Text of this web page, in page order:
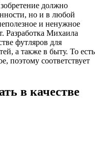
должно
но и в любой
и ненужное
Разработка Михаила
футляров для
а также в быту. То есть
поэтому соответствует
в качестве